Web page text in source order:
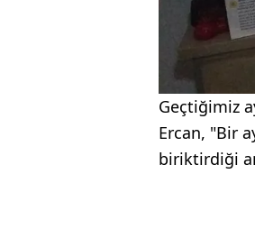
Geçtiğimiz
Ercan, "Bir
biriktirdiği